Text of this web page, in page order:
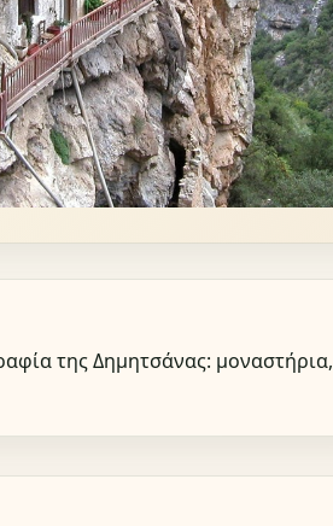
της Δημητσάνας: μοναστήρια,